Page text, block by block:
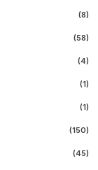
(8)
(58)
(4)
(1)
(1)
(150)
(45)